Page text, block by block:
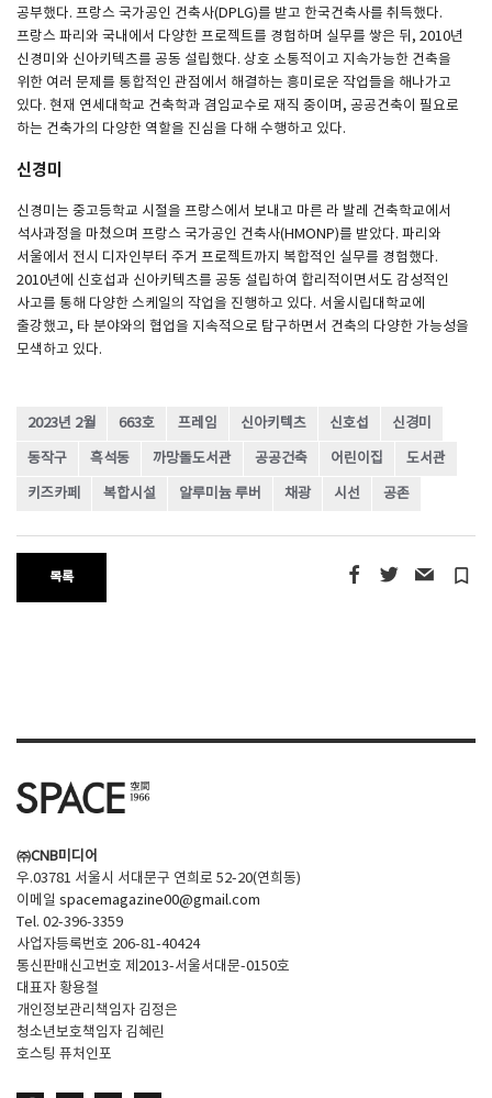
공부했다. 프랑스 국가공인 건축사(DPLG)를 받고 한국건축사를 취득했다.
프랑스 파리와 국내에서 다양한 프로젝트를 경험하며 실무를 쌓은 뒤, 2010년
신경미와 신아키텍츠를 공동 설립했다. 상호 소통적이고 지속가능한 건축을
위한 여러 문제를 통합적인 관점에서 해결하는 흥미로운 작업들을 해나가고
있다. 현재 연세대학교 건축학과 겸임교수로 재직 중이며, 공공건축이 필요로
하는 건축가의 다양한 역할을 진심을 다해 수행하고 있다.
신경미
신경미는 중고등학교 시절을 프랑스에서 보내고 마른 라 발레 건축학교에서
석사과정을 마쳤으며 프랑스 국가공인 건축사(HMONP)를 받았다. 파리와
서울에서 전시 디자인부터 주거 프로젝트까지 복합적인 실무를 경험했다.
2010년에 신호섭과 신아키텍츠를 공동 설립하여 합리적이면서도 감성적인
사고를 통해 다양한 스케일의 작업을 진행하고 있다. 서울시립대학교에
출강했고, 타 분야와의 협업을 지속적으로 탐구하면서 건축의 다양한 가능성을
모색하고 있다.
2023년 2월 663호 프레임 신아키텍츠 신호섭 신경미
동작구 흑석동 까망돌도서관 공공건축 어린이집 도서관
키즈카페 복합시설 알루미늄 루버 채광 시선 공존
목록 turned_in_not
㈜CNB미디어
우.03781 서울시 서대문구 연희로 52-20(연희동)
이메일 spacemagazine00@gmail.com
Tel. 02-396-3359
사업자등록번호 206-81-40424
통신판매신고번호 제2013-서울서대문-0150호
대표자 황용철
개인정보관리책임자 김정은
청소년보호책임자 김혜린
호스팅 퓨처인포